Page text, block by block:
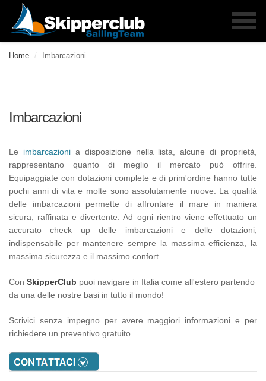
Home / Imbarcazioni
Imbarcazioni
Le imbarcazionia disposizione nella lista, alcune di proprietà,
rappresentano quanto di meglio il mercato può offrire.
Equipaggiate con dotazioni complete e di prim'ordine hanno tutte
pochi anni di vita e molte sono assolutamente nuove. La qualità
delle imbarcazioni permette di affrontare il mare in maniera
sicura, raffinata e divertente. Ad ogni rientro viene effettuato un
accurato check up delle imbarcazioni e delle dotazioni,
indispensabile per mantenere sempre la massima efficienza, la
massima sicurezza e il massimo confort.
Con SkipperClub puoi navigare in Italia come all'estero partendo
da una delle nostre basi in tutto il mondo!
Scrivici senza impegno per avere maggiori informazioni e per
richiedere un preventivo gratuito.